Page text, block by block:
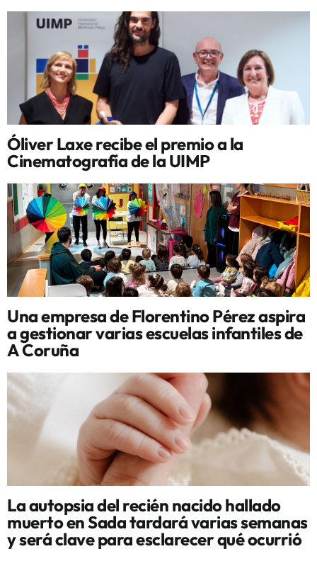
Óliver Laxe recibe el premio a la
Cinematografía de la UIMP
Una empresa de Florentino Pérez aspira
a gestionar varias escuelas infantiles de
A Coruña
La autopsia del recién nacido hallado
muerto en Sada tardará varias semanas
y será clave para esclarecer qué ocurrió